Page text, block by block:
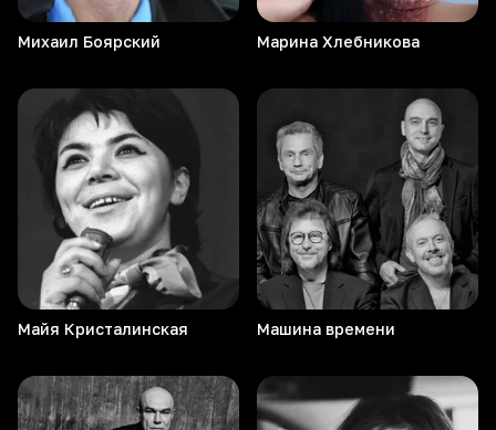
Михаил Боярский Марина Хлебникова
Майя Кристалинская Машина времени